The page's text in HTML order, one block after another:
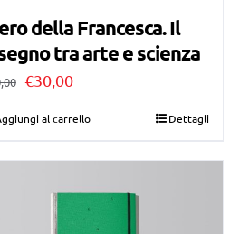
della Francesca. Il
tra arte e scienza
Il
era:
€40,00.
€30,00Il
è:
€30,00.
al carrello Dettagli